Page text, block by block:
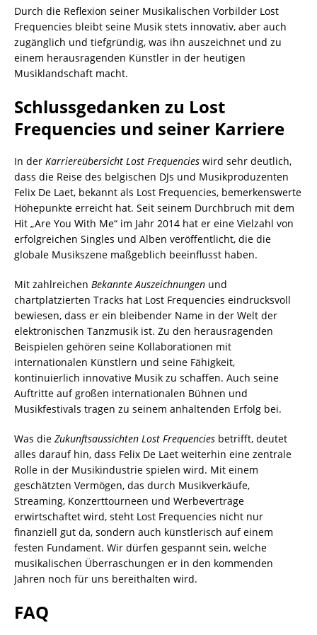
Durch die Reflexion seiner Musikalischen Vorbilder Lost
Frequencies bleibt seine Musik stets innovativ, aber auch
zugänglich und tiefgründig, was ihn auszeichnet und zu
einem herausragenden Künstler in der heutigen
Musiklandschaft macht.
Schlussgedanken zu Lost
Frequencies und seiner Karriere
In der Karriereübersicht Lost Frequencies wird sehr deutlich,
dass die Reise des belgischen DJs und Musikproduzenten
Felix De Laet, bekannt als Lost Frequencies, bemerkenswerte
Höhepunkte erreicht hat. Seit seinem Durchbruch mit dem
Hit „Are You With Me“ im Jahr 2014 hat er eine Vielzahl von
erfolgreichen Singles und Alben veröffentlicht, die die
globale Musikszene maßgeblich beeinflusst haben.
Mit zahlreichen Bekannte Auszeichnungen und
chartplatzierten Tracks hat Lost Frequencies eindrucksvoll
bewiesen, dass er ein bleibender Name in der Welt der
elektronischen Tanzmusik ist. Zu den herausragenden
Beispielen gehören seine Kollaborationen mit
internationalen Künstlern und seine Fähigkeit,
kontinuierlich innovative Musik zu schaffen. Auch seine
Auftritte auf großen internationalen Bühnen und
Musikfestivals tragen zu seinem anhaltenden Erfolg bei.
Was die Zukunftsaussichten Lost Frequencies betrifft, deutet
alles darauf hin, dass Felix De Laet weiterhin eine zentrale
Rolle in der Musikindustrie spielen wird. Mit einem
geschätzten Vermögen, das durch Musikverkäufe,
Streaming, Konzerttourneen und Werbeverträge
erwirtschaftet wird, steht Lost Frequencies nicht nur
finanziell gut da, sondern auch künstlerisch auf einem
festen Fundament. Wir dürfen gespannt sein, welche
musikalischen Überraschungen er in den kommenden
Jahren noch für uns bereithalten wird.
FAQ